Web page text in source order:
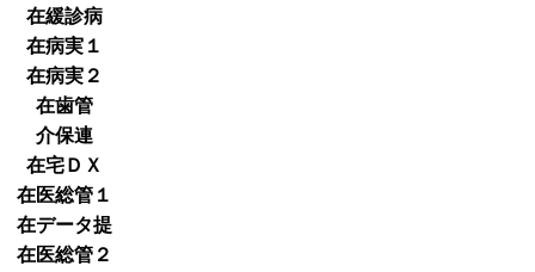
在緩診病
在病実１
在病実２
在歯管
介保連
在宅ＤＸ
在医総管１
在データ提
在医総管２